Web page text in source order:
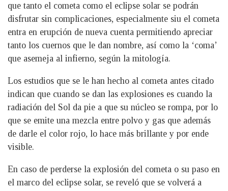
que tanto el cometa como el eclipse solar se podrán
disfrutar sin complicaciones, especialmente siu el cometa
entra en erupción de nueva cuenta permitiendo apreciar
tanto los cuernos que le dan nombre, así como la ‘coma’
que asemeja al infierno, según la mitología.
Los estudios que se le han hecho al cometa antes citado
indican que cuando se dan las explosiones es cuando la
radiación del Sol da pie a que su núcleo se rompa, por lo
que se emite una mezcla entre polvo y gas que además
de darle el color rojo, lo hace más brillante y por ende
visible.
En caso de perderse la explosión del cometa o su paso en
el marco del eclipse solar, se reveló que se volverá a